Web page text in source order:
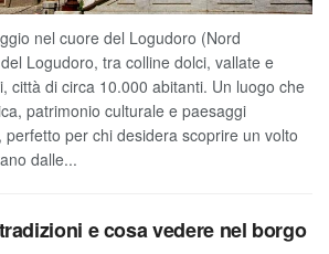
nel cuore del Logudoro (Nord
Logudoro, tra colline dolci, vallate e
città di circa 10.000 abitanti. Un luogo che
patrimonio culturale e paesaggi
per chi desidera scoprire un volto
dalle...
e cosa vedere nel borgo